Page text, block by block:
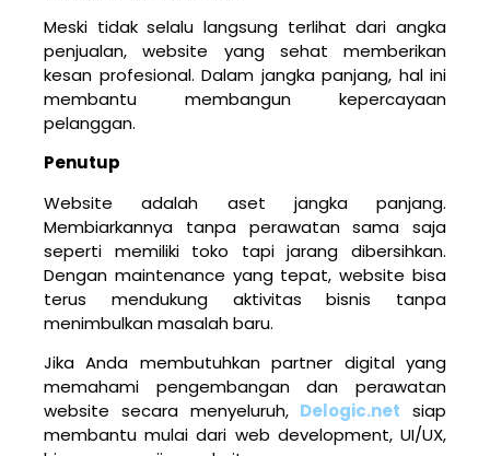
Meski tidak selalu langsung terlihat dari angka
penjualan, website yang sehat memberikan
kesan profesional. Dalam jangka panjang, hal ini
membantu membangun kepercayaan
pelanggan.
Penutup
Website adalah aset jangka panjang.
Membiarkannya tanpa perawatan sama saja
seperti memiliki toko tapi jarang dibersihkan.
Dengan maintenance yang tepat, website bisa
terus mendukung aktivitas bisnis tanpa
menimbulkan masalah baru.
Jika Anda membutuhkan partner digital yang
memahami pengembangan dan perawatan
website secara menyeluruh, Delogic.net siap
membantu mulai dari web development, UI/UX,